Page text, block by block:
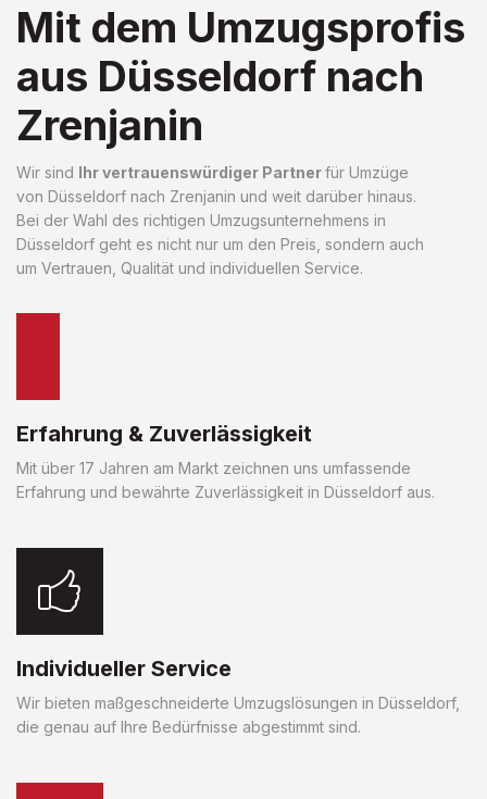
Mit dem Umzugsprofis
aus Düsseldorf nach
Zrenjanin
Wir sind Ihr vertrauenswürdiger Partnerfür Umzüge
von Düsseldorf nach Zrenjanin und weit darüber hinaus.
Bei der Wahl des richtigen Umzugsunternehmens in
Düsseldorf geht es nicht nur um den Preis, sondern auch
um Vertrauen, Qualität und individuellen Service.
Erfahrung & Zuverlässigkeit
Mit über 17 Jahren am Markt zeichnen uns umfassende
Erfahrung und bewährte Zuverlässigkeit in Düsseldorf aus.
Individueller Service
Wir bieten maßgeschneiderte Umzugslösungen in Düsseldorf,
die genau auf Ihre Bedürfnisse abgestimmt sind.